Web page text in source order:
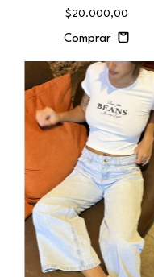
$20.000,00
Comprar